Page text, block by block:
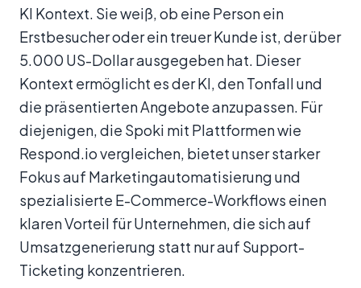
KI Kontext. Sie weiß, ob eine Person ein
Erstbesucher oder ein treuer Kunde ist, der über
5.000 US-Dollar ausgegeben hat. Dieser
Kontext ermöglicht es der KI, den Tonfall und
die präsentierten Angebote anzupassen. Für
diejenigen, die Spoki mit Plattformen wie
Respond.io vergleichen, bietet unser starker
Fokus auf Marketingautomatisierung und
spezialisierte E-Commerce-Workflows einen
klaren Vorteil für Unternehmen, die sich auf
Umsatzgenerierung statt nur auf Support-
Ticketing konzentrieren.